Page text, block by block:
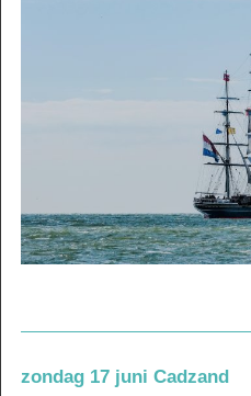
zondag 17 juni Cadzand